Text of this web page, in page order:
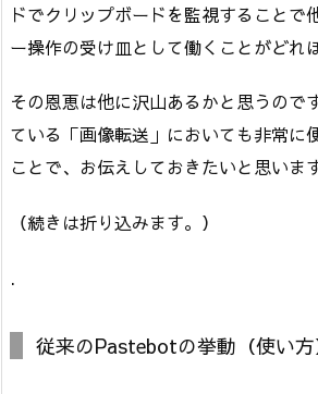
ドでクリップボードを監視することで
ー操作の受け皿として働くことがどれ
その恩恵は他に沢山あるかと思うので
ている「画像転送」においても非常に
ことで、お伝えしておきたいと思います
（続きは折り込みます。）
.
従来のPastebotの挙動（使い方